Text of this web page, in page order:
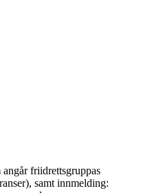
angår friidrettsgruppas
samt innmelding: